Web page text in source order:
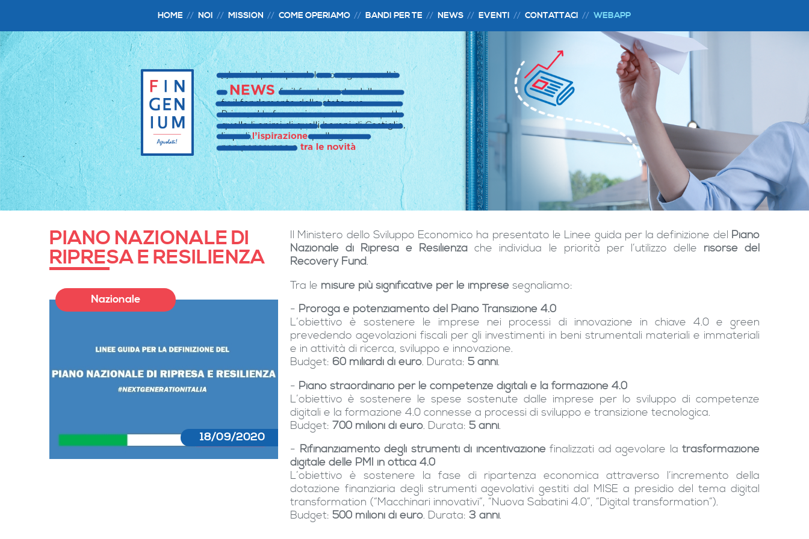
HOME NOI MISSION COME OPERIAMO BANDI PER TE NEWS EVENTI CONTATTACI WEBAPP
PIANO NAZIONALE DI
RIPRESA E RESILIENZA
Nazionale
18/09/2020
Il Ministero dello Sviluppo Economico ha presentato le Linee guida per la definizione del Piano
Nazionale di Ripresa e Resilienzache individua le priorità per l’utilizzo delle risorse del
Recovery Fund.
Tra le misure più significative per le imprese segnaliamo:
- Proroga e potenziamento del Piano Transizione 4.0
L’obiettivo è sostenere le imprese nei processi di innovazione in chiave 4.0 e green
prevedendo agevolazioni fiscali per gli investimenti in beni strumentali materiali e immateriali
e in attività di ricerca, sviluppo e innovazione.
Budget: 60 miliardi di euro. Durata: 5 anni.
- Piano straordinario per le competenze digitali e la formazione 4.0
L’obiettivo è sostenere le spese sostenute dalle imprese per lo sviluppo di competenze
digitali e la formazione 4.0 connesse a processi di sviluppo e transizione tecnologica.
Budget: 700 milioni di euro. Durata: 5 anni.
- Rifinanziamento degli strumenti di incentivazione finalizzati ad agevolare la trasformazione
digitale delle PMI in ottica 4.0
L’obiettivo è sostenere la fase di ripartenza economica attraverso l’incremento della
dotazione finanziaria degli strumenti agevolativi gestiti dal MISE a presidio del tema digital
transformation (“Macchinari innovativi”, “Nuova Sabatini 4.0”, “Digital transformation”).
Budget: 500 milioni di euro. Durata: 3 anni.